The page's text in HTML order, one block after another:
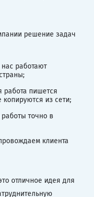
решение задач
работают
работа пишется
из сети;
точно в
клиента
отличное идея для